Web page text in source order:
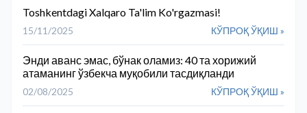
Toshkentdagi Xalqaro Ta'lim Ko'rgazmasi!
15/11/2025 КЎПРОҚ ЎҚИШ »
Энди аванс эмас, бўнак оламиз: 40 та хорижий
атаманинг ўзбекча муқобили тасдиқланди
02/08/2025 КЎПРОҚ ЎҚИШ »